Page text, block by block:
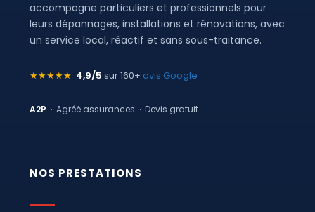
accompagne particuliers et professionnels pour
leurs dépannages, installations et rénovations, avec
un service local, réactif et sans sous-traitance.
★★★★★ 4,9/5 sur 160+ avis Google
A2P · Agréé assurances · Devis gratuit
NOS PRESTATIONS